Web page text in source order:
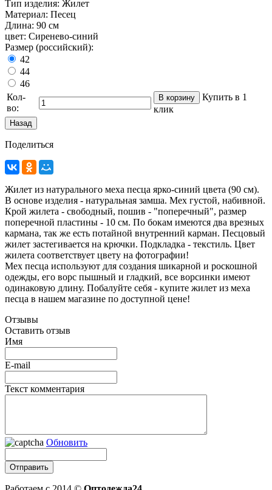
Тип изделия: Жилет
Материал: Песец
Длина: 90 см
цвет: Сиренево-синий
Размер (российский):
42
44
46
Кол-
во:
Купить в 1
клик
Поделиться
Жилет из натурального меха песца ярко-синий цвета (90 см).
В основе изделия - натуральная замша. Мех густой, набивной.
Крой жилета - свободный, пошив - "поперечный", размер
поперечной пластины - 10 см. По бокам имеются два врезных
кармана, так же есть потайной внутренний карман. Песцовый
жилет застегивается на крючки. Подкладка - текстиль. Цвет
жилета соответствует цвету на фотографии!
Мех песца используют для создания шикарной и роскошной
одежды, его ворс пышный и гладкий, все ворсинки имеют
одинаковую длину. Побалуйте себя - купите жилет из меха
песца в нашем магазине по доступной цене!
Отзывы
Оставить отзыв
Имя
E-mail
Текст комментария
Обновить